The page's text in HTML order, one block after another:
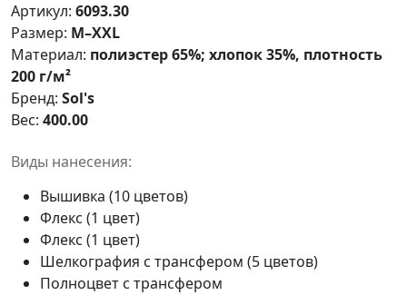
Артикул: 6093.30
Размер: M–XXL
Материал: полиэстер 65%; хлопок 35%, плотность
200 г/м²
Бренд: Sol's
Вес: 400.00
Виды нанесения:
Вышивка (10 цветов)
Флекс (1 цвет)
Флекс (1 цвет)
Шелкография с трансфером (5 цветов)
Полноцвет с трансфером